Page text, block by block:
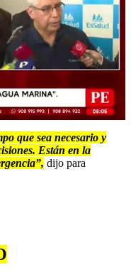
que sea necesario y
Están en la
dijo para